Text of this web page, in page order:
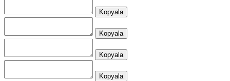
Kopyala
Kopyala
Kopyala
Kopyala